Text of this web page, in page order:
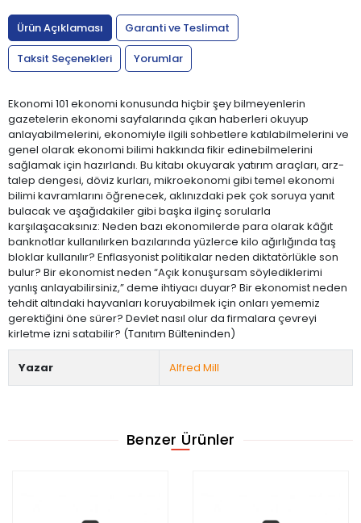
Ürün Açıklaması
Garanti ve Teslimat
Taksit Seçenekleri
Yorumlar
Ekonomi 101 ekonomi konusunda hiçbir şey bilmeyenlerin
gazetelerin ekonomi sayfalarında çıkan haberleri okuyup
anlayabilmelerini, ekonomiyle ilgili sohbetlere katılabilmelerini ve
genel olarak ekonomi bilimi hakkında fikir edinebilmelerini
sağlamak için hazırlandı. Bu kitabı okuyarak yatırım araçları, arz-
talep dengesi, döviz kurları, mikroekonomi gibi temel ekonomi
bilimi kavramlarını öğrenecek, aklınızdaki pek çok soruya yanıt
bulacak ve aşağıdakiler gibi başka ilginç sorularla
karşılaşacaksınız: Neden bazı ekonomilerde para olarak kâğıt
banknotlar kullanılırken bazılarında yüzlerce kilo ağırlığında taş
bloklar kullanılır? Enflasyonist politikalar neden diktatörlükle son
bulur? Bir ekonomist neden “Açık konuşursam söylediklerimi
yanlış anlayabilirsiniz,” deme ihtiyacı duyar? Bir ekonomist neden
tehdit altındaki hayvanları koruyabilmek için onları yememiz
gerektiğini öne sürer? Devlet nasıl olur da firmalara çevreyi
kirletme izni satabilir? (Tanıtım Bülteninden)
Yazar Alfred Mill
Benzer Ürünler